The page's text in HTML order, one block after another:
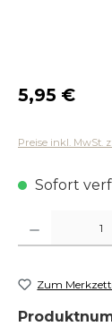
Regulärer
5,95 €
Preise inkl. MwSt.
Sofort
Zum